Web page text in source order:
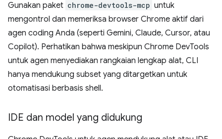
Gunakan paket chrome-devtools-mcp untuk
mengontrol dan memeriksa browser Chrome aktif dari
agen coding Anda (seperti Gemini, Claude, Cursor, atau
Copilot). Perhatikan bahwa meskipun Chrome DevTools
untuk agen menyediakan rangkaian lengkap alat, CLI
hanya mendukung subset yang ditargetkan untuk
otomatisasi berbasis shell.
IDE dan model yang didukung